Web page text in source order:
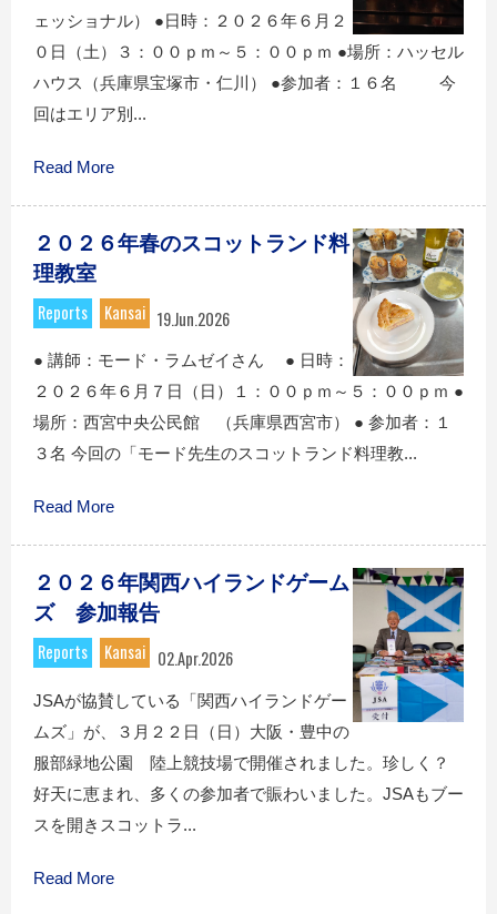
ェッショナル） ●日時：２０２６年６月２
０日（土）３：００ｐｍ～５：００ｐｍ ●場所：ハッセル
ハウス（兵庫県宝塚市・仁川） ●参加者：１６名 今
回はエリア別...
Read More
２０２６年春のスコットランド料
理教室
Reports
Kansai 19.Jun.2026
● 講師：モード・ラムゼイさん ● 日時：
２０２６年６月７日（日）１：００ｐｍ～５：００ｐｍ ●
場所：西宮中央公民館 （兵庫県西宮市） ● 参加者：１
３名 今回の「モード先生のスコットランド料理教...
Read More
２０２６年関西ハイランドゲーム
ズ 参加報告
Reports
Kansai 02.Apr.2026
JSAが協賛している「関西ハイランドゲー
ムズ」が、３月２２日（日）大阪・豊中の
服部緑地公園 陸上競技場で開催されました。珍しく？
好天に恵まれ、多くの参加者で賑わいました。JSAもブー
スを開きスコットラ...
Read More